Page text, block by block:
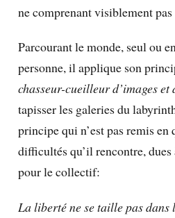
ne comprenant visiblement
Parcourant le monde, seul ou
personne, il applique son
chasseur-cueilleur d’images et
tapisser les galeries du
principe qui n’est pas remis en
difficultés qu’il rencontre, dues
pour le collectif:
La liberté ne se taille pas dans